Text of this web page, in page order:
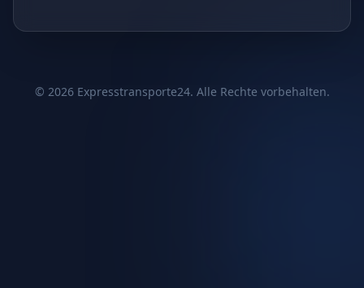
© 2026Expresstransporte24. Alle Rechte vorbehalten.